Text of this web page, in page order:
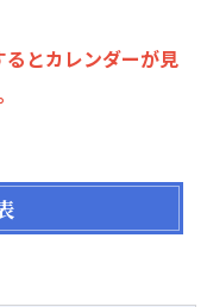
とカレンダーが見